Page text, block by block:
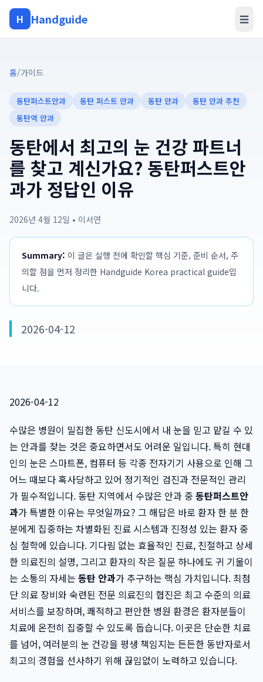
H Handguide ☰
홈/가이드
동탄퍼스트안과 동탄 퍼스트 안과 동탄 안과
동탄 안과 추천
동탄역 안과
동탄에서 최고의 눈 건강 파트너
를 찾고 계신가요? 동탄퍼스트안
과가 정답인 이유
2026년 4월 12일 • 이서연
Summary: 이 글은 실행 전에 확인할 핵심 기준, 준비 순서, 주
의할 점을 먼저 정리한 Handguide Korea practical guide입
니다.
2026-04-12
2026-04-12
수많은 병원이 밀집한 동탄 신도시에서 내 눈을 믿고 맡길 수 있
는 안과를 찾는 것은 중요하면서도 어려운 일입니다. 특히 현대
인의 눈은 스마트폰, 컴퓨터 등 각종 전자기기 사용으로 인해 그
어느 때보다 혹사당하고 있어 정기적인 검진과 전문적인 관리
가 필수적입니다. 동탄 지역에서 수많은 안과 중 동탄퍼스트안
과가 특별한 이유는 무엇일까요? 그 해답은 바로 환자 한 분 한
분에게 집중하는 차별화된 진료 시스템과 진정성 있는 환자 중
심 철학에 있습니다. 기다림 없는 효율적인 진료, 친절하고 상세
한 의료진의 설명, 그리고 환자의 작은 질문 하나에도 귀 기울이
는 소통의 자세는 동탄 안과가 추구하는 핵심 가치입니다. 최첨
단 의료 장비와 숙련된 전문 의료진의 협진은 최고 수준의 의료
서비스를 보장하며, 쾌적하고 편안한 병원 환경은 환자분들이
치료에 온전히 집중할 수 있도록 돕습니다. 이곳은 단순한 치료
를 넘어, 여러분의 눈 건강을 평생 책임지는 든든한 동반자로서
최고의 경험을 선사하기 위해 끊임없이 노력하고 있습니다.